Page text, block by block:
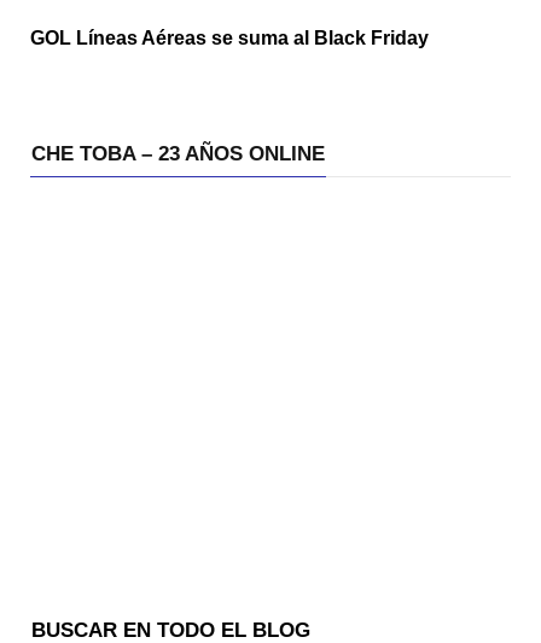
GOL Líneas Aéreas se suma al Black Friday
CHE TOBA – 23 AÑOS ONLINE
BUSCAR EN TODO EL BLOG